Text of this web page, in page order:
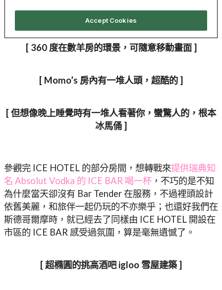
[ 360 度在數羊房的環景，可隨意移動畫面 ]
[ Momo’s 房內有一堆人頭，超酷的 ]
[ 但想像晚上睡覺時有一堆人看著你，蠻驚人的，根本
冰馬俑 ]
參觀完 ICE HOTEL 的部分房間，想轉戰來提供瑞典知
名 Absolut Vodka 的 ICE BAR 喝一杯 ，不巧的是不知
為什麼當天卻沒有 Bar Tender 在服務，不過裡頭設計
依舊美麗，和旅伴一起仍玩的不亦樂乎；也還好我們在
斯德哥爾摩時，就已經去了同樣由 ICE HOTEL 開設在
市區的 ICE BAR 感受過氛圍，算是毫無遺憾了。
[ 超橢圓的挑高酒吧 igloo 雪屋建築 ]